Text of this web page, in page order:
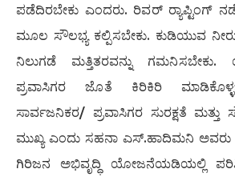
ಪಡೆದಿರಬೇಕು ಎಂದರು. ರಿವರ್ ರ‍್ಯಾಪ್ಟಿಂಗ್
ಮೂಲ ಸೌಲಭ್ಯ ಕಲ್ಪಿಸಬೇಕು. ಕುಡಿಯುವ
ನಿಲುಗಡೆ ಮತ್ತಿತರವನ್ನು ಗಮನಿಸಬೇಕು.
ಪ್ರವಾಸಿಗರ ಜೊತೆ ಕಿರಿಕಿರಿ
ಸಾರ್ವಜನಿಕರ/ ಪ್ರವಾಸಿಗರ ಸುರಕ್ಷತೆ
ಮುಖ್ಯ ಎಂದು ಸಹನಾ ಎಸ್.ಹಾದಿಮನಿ ಅವರು
ಗಿರಿಜನ ಅಭಿವೃದ್ಧಿ ಯೋಜನೆಯಡಿಯಲ್ಲಿ